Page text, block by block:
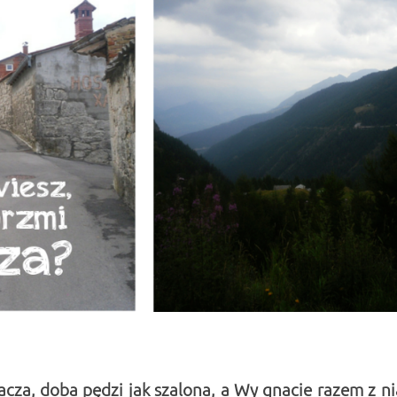
doba pędzi jak szalona, a Wy gnacie razem z